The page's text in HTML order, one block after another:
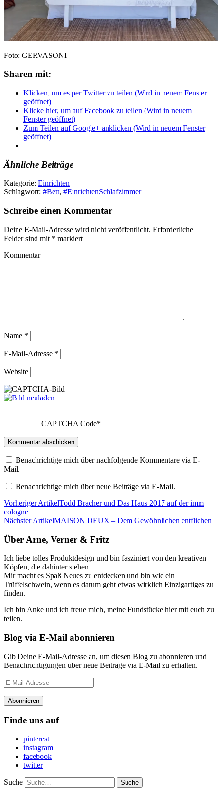
Foto: GERVASONI
Sharen mit:
Klicken, um es per Twitter zu teilen (Wird in neuem Fenster
geöffnet)
Klicke hier, um auf Facebook zu teilen (Wird in neuem
Fenster geöffnet)
Zum Teilen auf Google+ anklicken (Wird in neuem Fenster
geöffnet)
Ähnliche Beiträge
Kategorie: Einrichten
Schlagwort: #Bett, #EinrichtenSchlafzimmer
Schreibe einen Kommentar
Deine E-Mail-Adresse wird nicht veröffentlicht. Erforderliche
Felder sind mit * markiert
Kommentar
Name *
E-Mail-Adresse *
Website
CAPTCHA Code*
Benachrichtige mich über nachfolgende Kommentare via E-
Mail.
Benachrichtige mich über neue Beiträge via E-Mail.
Vorheriger ArtikelTodd Bracher und Das Haus 2017 auf der imm
cologne
Nächster ArtikelMAISON DEUX – Dem Gewöhnlichen entfliehen
Über Arne, Verner & Fritz
Ich liebe tolles Produktdesign und bin fasziniert von den kreativen
Köpfen, die dahinter stehen.
Mir macht es Spaß Neues zu entdecken und bin wie ein
Trüffelschwein, wenn es darum geht etwas wirklich Einzigartiges zu
finden.
Ich bin Anke und ich freue mich, meine Fundstücke hier mit euch zu
teilen.
Blog via E-Mail abonnieren
Gib Deine E-Mail-Adresse an, um diesen Blog zu abonnieren und
Benachrichtigungen über neue Beiträge via E-Mail zu erhalten.
E-
Mail-
Adresse
Finde uns auf
pinterest
instagram
facebook
twitter
Suche